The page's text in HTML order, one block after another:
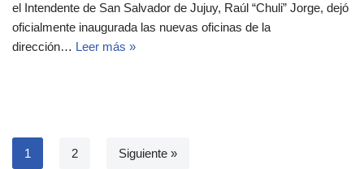
el Intendente de San Salvador de Jujuy, Raúl “Chuli” Jorge, dejó
oficialmente inaugurada las nuevas oficinas de la
dirección… Leer más »
1 2 Siguiente »